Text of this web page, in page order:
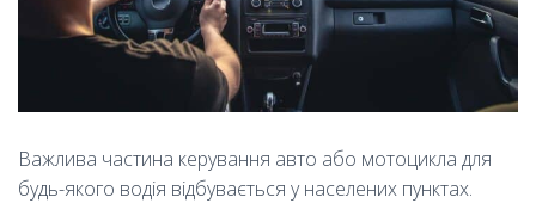
Г
А
Ц
Ю
Важлива частина керування авто або мотоцикла для
будь-якого водія відбувається у населених пунктах.